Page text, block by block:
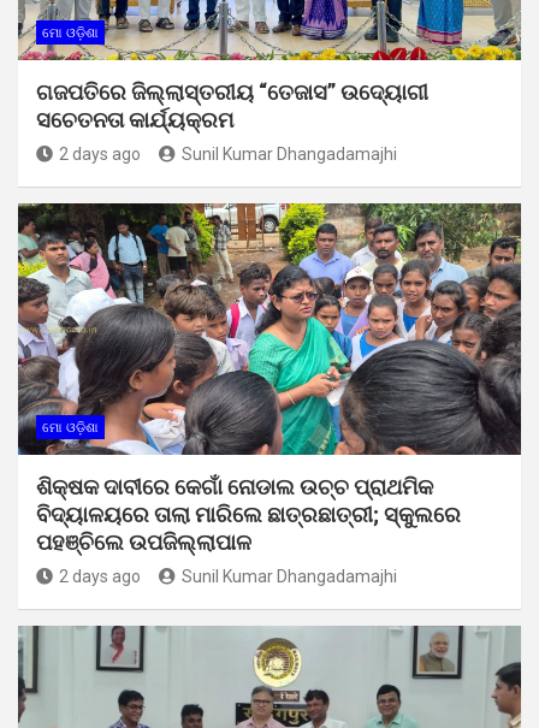
ମୋ ଓଡ଼ିଶା
ଗଜପତିରେ ଜିଲ୍ଲାସ୍ତରୀୟ “ତେଜାସ” ଉଦ୍ୟୋଗୀ
ସଚେତନତା କାର୍ଯ୍ୟକ୍ରମ
2 days ago Sunil Kumar Dhangadamajhi
ମୋ ଓଡ଼ିଶା
ଶିକ୍ଷକ ଦାବୀରେ କେଗାଁ ନୋଡାଲ ଉଚ୍ଚ ପ୍ରାଥମିକ
ବିଦ୍ୟାଳୟରେ ତାଲା ମାରିଲେ ଛାତ୍ରଛାତ୍ରୀ; ସ୍କୁଲରେ
ପହଞ୍ଚିଲେ ଉପଜିଲ୍ଲାପାଳ
2 days ago Sunil Kumar Dhangadamajhi